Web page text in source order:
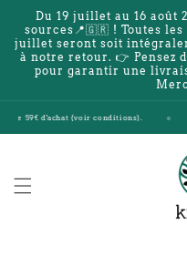
passer
au
contenu
Du 19 juillet au 16 août
sources📍🇬🇷 ! Toutes les
juillet seront soit
à notre retour. 👉 Pensez
pour garantir une
59€ d'achat (voir conditions).